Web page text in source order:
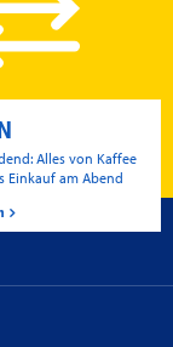
Alles von Kaffee
Einkauf am Abend